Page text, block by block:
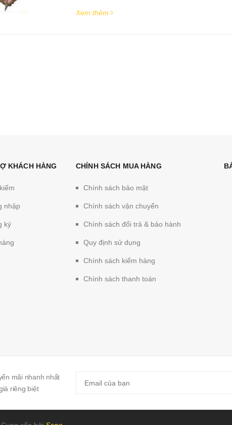
Xem thêm
KHÁCH HÀNG
nhập
ký
CHÍNH SÁCH MUA HÀNG
Chính sách bảo mật
Chính sách vận chuyển
Chính sách đổi trả & bảo hành
Quy định sử dụng
Chính sách kiểm hàng
Chính sách thanh toán
mãi nhanh nhất
riêng biệt